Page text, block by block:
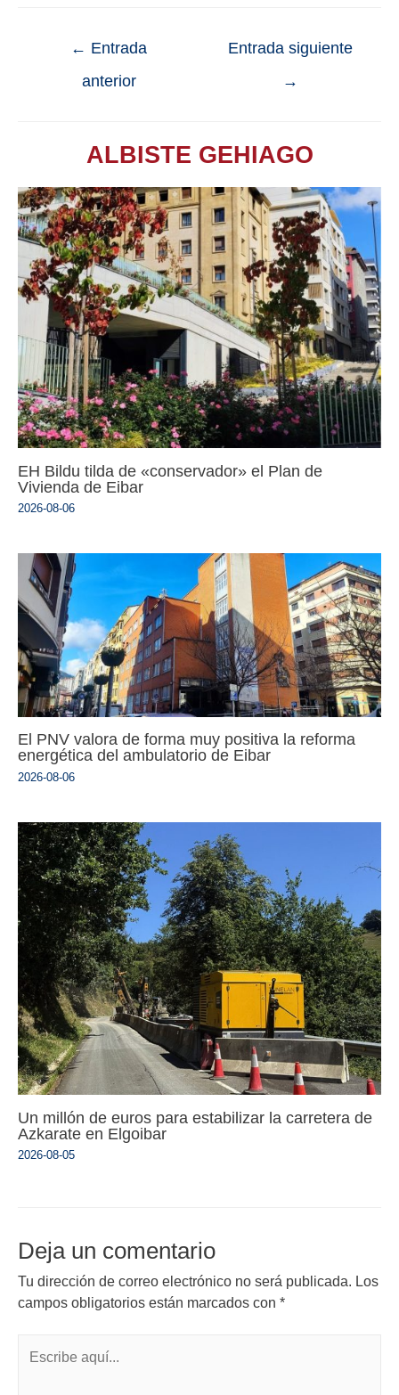
← Entrada
anterior
Entrada siguiente
→
ALBISTE GEHIAGO
EH Bildu tilda de «conservador» el Plan de
Vivienda de Eibar
2026-08-06
El PNV valora de forma muy positiva la reforma
energética del ambulatorio de Eibar
2026-08-06
Un millón de euros para estabilizar la carretera de
Azkarate en Elgoibar
2026-08-05
Deja un comentario
Tu dirección de correo electrónico no será publicada. Los
campos obligatorios están marcados con *